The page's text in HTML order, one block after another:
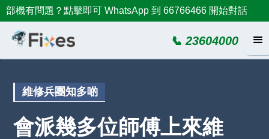
部機有問題？點擊即可 WhatsApp 到 66766466 開始對話
📞 23604000
維修兵團知多啲
會派幾多位師傅上來維